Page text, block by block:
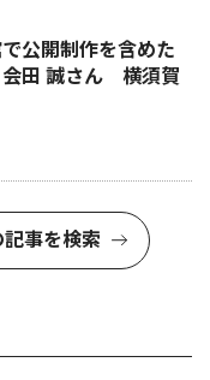
公開制作を含めた
田 誠さん 横須賀
事を検索